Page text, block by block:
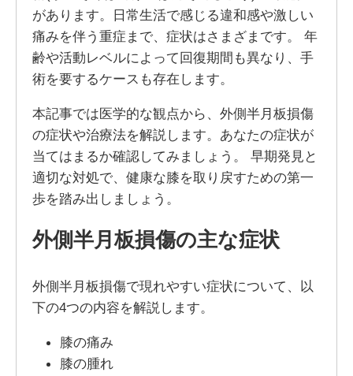
があります。日常生活で感じる違和感や激しい
痛みを伴う重症まで、症状はさまざまです。 年
齢や活動レベルによって回復期間も異なり、手
術を要するケースも存在します。
本記事では医学的な観点から、外側半月板損傷
の症状や治療法を解説します。あなたの症状が
当てはまるか確認してみましょう。 早期発見と
適切な対処で、健康な膝を取り戻すための第一
歩を踏み出しましょう。
外側半月板損傷の主な症状
外側半月板損傷で現れやすい症状について、以
下の4つの内容を解説します。
膝の痛み
膝の腫れ